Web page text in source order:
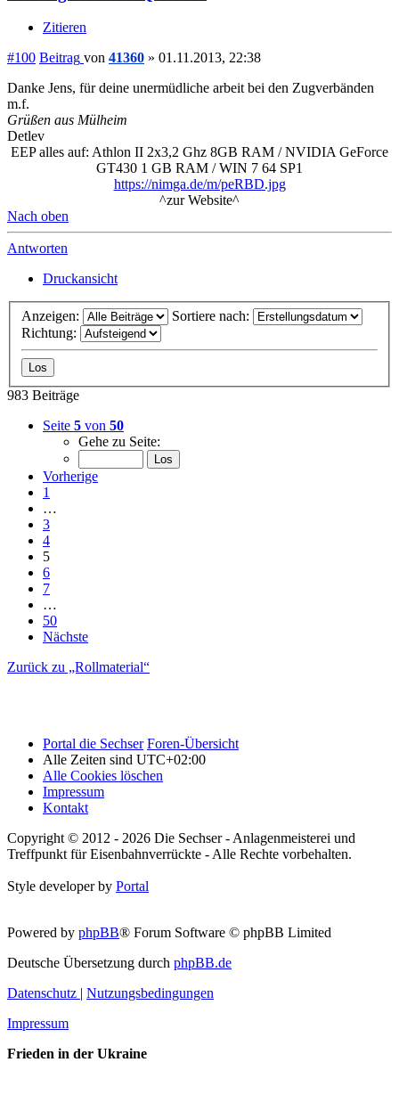
Zitieren
#100 Beitrag von 41360 » 01.11.2013, 22:38
Danke Jens, für deine unermüdliche arbeit bei den Zugverbänden
m.f.
Grüßen aus Mülheim
Detlev
EEP alles auf: Athlon II 2x3,2 Ghz 8GB RAM / NVIDIA GeForce
GT430 1 GB RAM / WIN 7 64 SP1
https://nimga.de/m/peRBD.jpg
^zur Website^
Nach oben
Antworten
Druckansicht
Anzeigen:
Sortiere nach:
Richtung:
983 Beiträge
Seite 5 von 50
Gehe zu Seite:
Vorherige
1
…
3
4
5
6
7
…
50
Nächste
Zurück zu „Rollmaterial“
Portal die Sechser Foren-Übersicht
Alle Zeiten sind UTC+02:00
Alle Cookies löschen
Impressum
Kontakt
Copyright © 2012 - 2026 Die Sechser - Anlagenmeisterei und
Treffpunkt für Eisenbahnverrückte - Alle Rechte vorbehalten.
Style developer by Portal
Powered by phpBB® Forum Software © phpBB Limited
Deutsche Übersetzung durch phpBB.de
Datenschutz | Nutzungsbedingungen
Impressum
Frieden in der Ukraine